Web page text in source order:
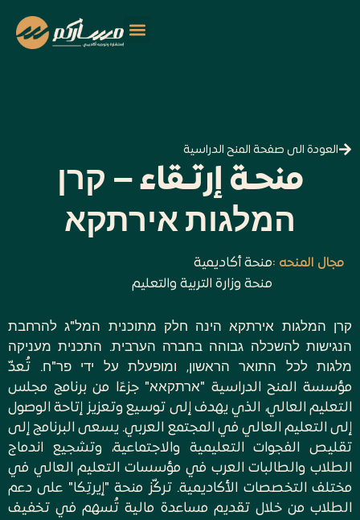
العودة الى صفحة المنح الدراسية
منحـة إرتـقاء – קרן
המלגות אירתקא
مجال المنحه :منحة أكاديمية
منحة وزارة التربية والتعليم
קרן המלגות אירתקא הינה חלק מתוכנית המל"ג להרחבת
הנגישות להשכלה גבוהה בחברה הערבית. התכנית מעניקה
מלגות לכל התואר הראשון, ומופעלת על ידי פר"ח. تُعدّ
مؤسسة المنح الدراسية "ארתקאא" جزءًا من برنامج مجلس
التعليم العالي، الذي يهدف إلى توسيع وتعزيز إتاحة الوصول
إلى التعليم العالي في المجتمع العربي. يسعى البرنامج إلى
تقليص الفجوات التعليمية والاجتماعية، وتشجيع اندماج
الطلاب والطالبات العرب في مؤسسات التعليم العالي في
مختلف التخصصات الأكاديمية. تركّز منحة "إيرتِكا" على دعم
الطلاب من خلال تقديم مساعدة مالية تُسهم في تخفيف